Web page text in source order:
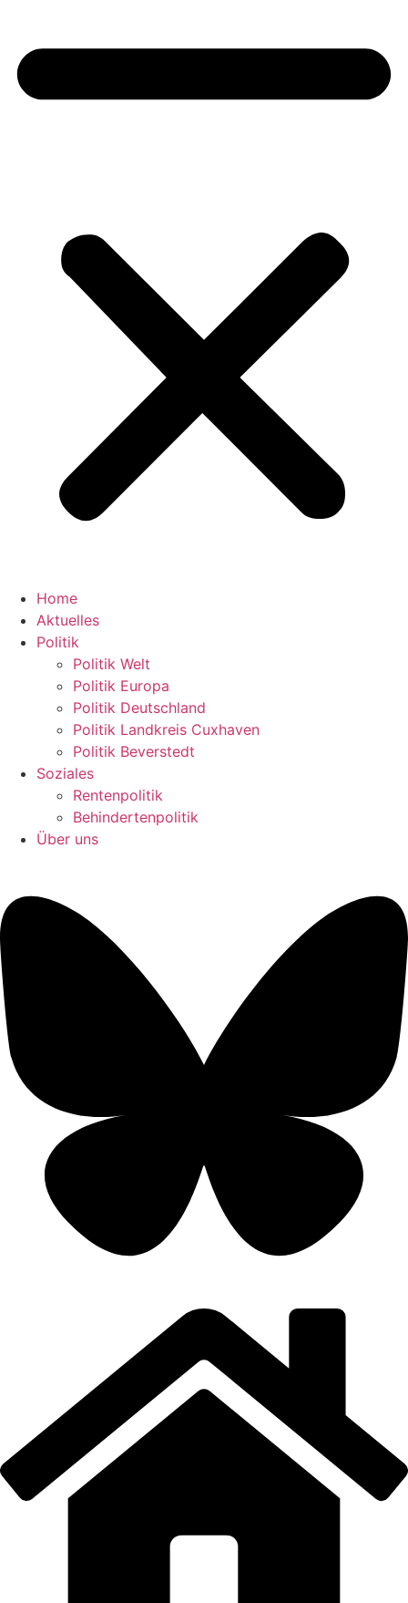
Home
Aktuelles
Politik
Politik Welt
Politik Europa
Politik Deutschland
Politik Landkreis Cuxhaven
Politik Beverstedt
Soziales
Rentenpolitik
Behindertenpolitik
Über uns